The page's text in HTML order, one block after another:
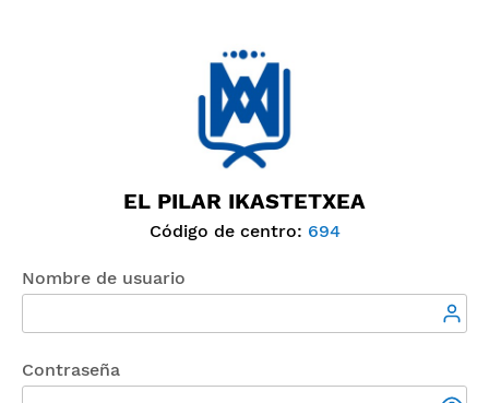
EL PILAR IKASTETXEA
Código de centro: 694
Nombre de usuario
Contraseña